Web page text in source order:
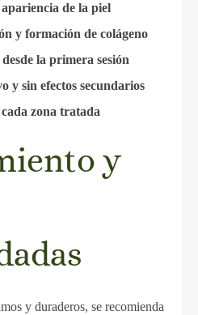
de la piel
y formación de colágeno
la primera sesión
y sin efectos secundarios
zona tratada
y
y duraderos, se recomienda